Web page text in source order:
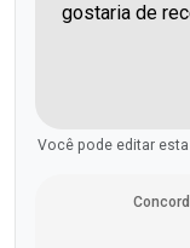
Você pode editar